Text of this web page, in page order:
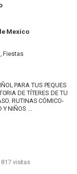
Mexico
Fiestas
PARA TUS PEQUES
DE TÍTERES DE TU
RUTINAS CÓMICO-
Y NIÑOS ...
visitas